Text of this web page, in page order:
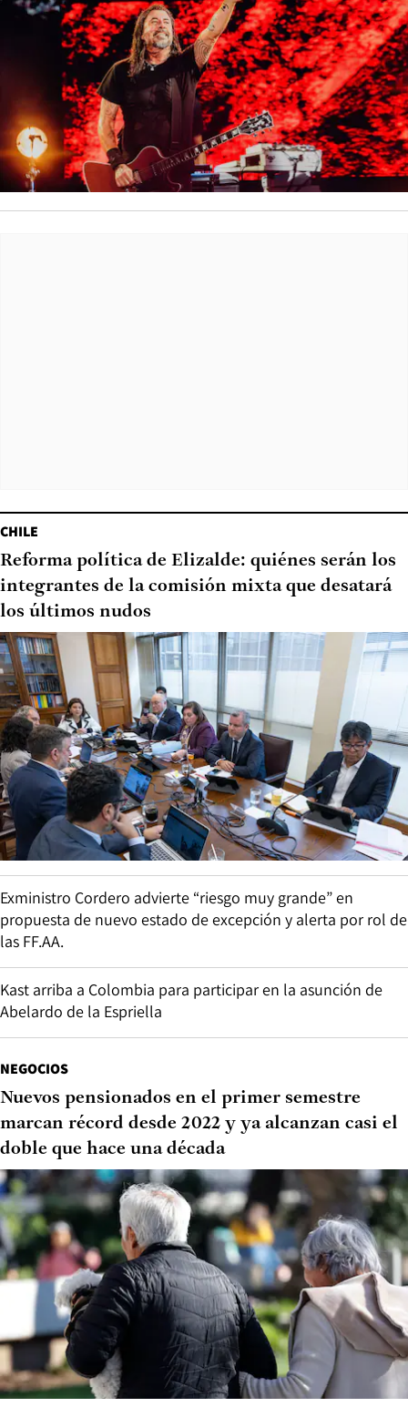
CHILE
Reforma política de Elizalde: quiénes serán los
integrantes de la comisión mixta que desatará
los últimos nudos
Exministro Cordero advierte “riesgo muy grande” en
propuesta de nuevo estado de excepción y alerta por rol de
las FF.AA.
Kast arriba a Colombia para participar en la asunción de
Abelardo de la Espriella
NEGOCIOS
Nuevos pensionados en el primer semestre
marcan récord desde 2022 y ya alcanzan casi el
doble que hace una década